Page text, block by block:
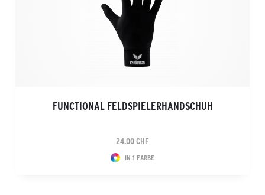
FUNCTIONAL FELDSPIELERHANDSCHUH
24.00 CHF
IN 1 FARBE